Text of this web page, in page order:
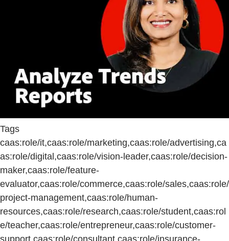
Tags
caas:role/it,caas:role/marketing,caas:role/advertising,ca
as:role/digital,caas:role/vision-leader,caas:role/decision-
maker,caas:role/feature-
evaluator,caas:role/commerce,caas:role/sales,caas:role/
project-management,caas:role/human-
resources,caas:role/research,caas:role/student,caas:rol
e/teacher,caas:role/entrepreneur,caas:role/customer-
support,caas:role/consultant,caas:role/insurance-